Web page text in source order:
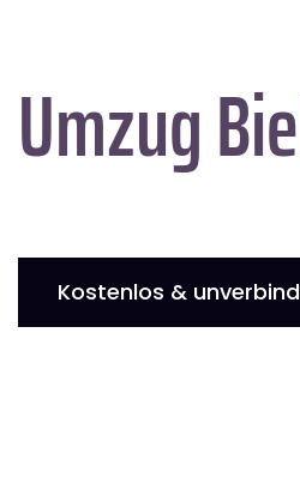
Umzug
Kostenlos &